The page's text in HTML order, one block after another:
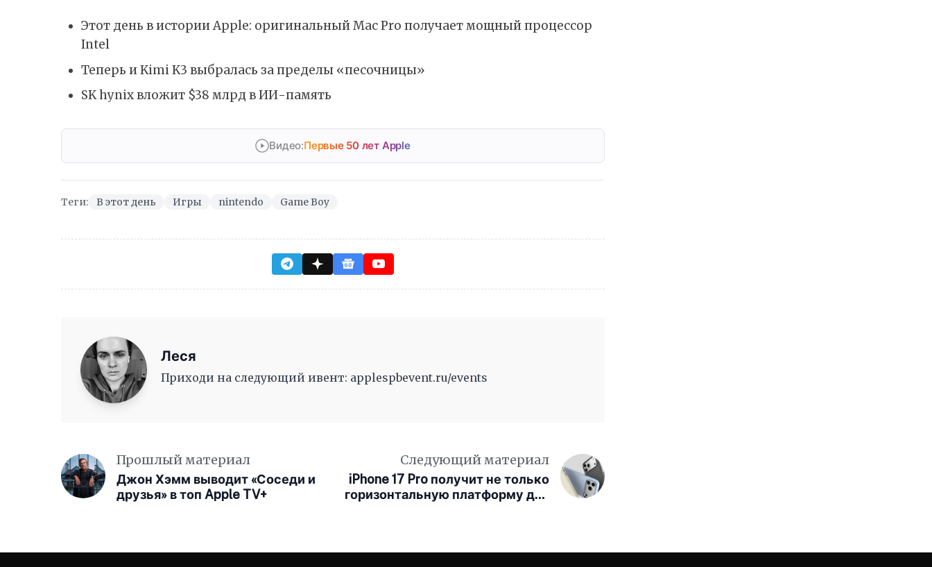
Этот день в истории Apple: оригинальный Mac Pro получает мощный процессор
Intel
Теперь и Kimi K3 выбралась за пределы «песочницы»
SK hynix вложит $38 млрд в ИИ-память
Видео:Первые 50 лет Apple
Теги: В этот день Игры nintendo Game Boy
Леся
Приходи на следующий ивент: applespbevent.ru/events
Прошлый материал
Джон Хэмм выводит «Соседи и
друзья» в топ Apple TV+
Следующий материал
iPhone 17 Pro получит не только
горизонтальную платформу для